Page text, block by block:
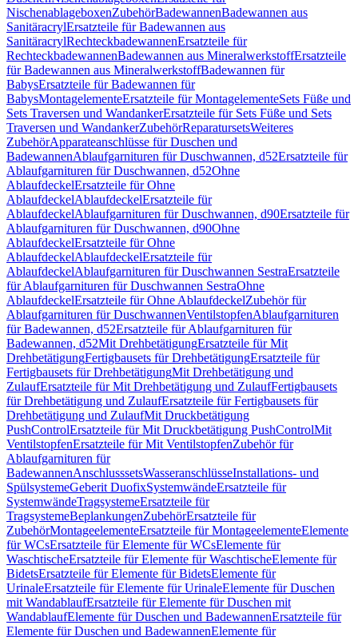
NischenablageboxenZubehörBadewannenBadewannen aus
SanitäracrylErsatzteile für Badewannen aus
SanitäracrylRechteckbadewannenErsatzteile für
RechteckbadewannenBadewannen aus MineralwerkstoffErsatzteile
für Badewannen aus MineralwerkstoffBadewannen für
BabysErsatzteile für Badewannen für
BabysMontagelementeErsatzteile für MontagelementeSets Füße und
Sets Traversen und WandankerErsatzteile für Sets Füße und Sets
Traversen und WandankerZubehörReparatursetsWeiteres
ZubehörApparateanschlüsse für Duschen und
BadewannenAblaufgarnituren für Duschwannen, d52Ersatzteile für
Ablaufgarnituren für Duschwannen, d52Ohne
AblaufdeckelErsatzteile für Ohne
AblaufdeckelAblaufdeckelErsatzteile für
AblaufdeckelAblaufgarnituren für Duschwannen, d90Ersatzteile für
Ablaufgarnituren für Duschwannen, d90Ohne
AblaufdeckelErsatzteile für Ohne
AblaufdeckelAblaufdeckelErsatzteile für
AblaufdeckelAblaufgarnituren für Duschwannen SestraErsatzteile
für Ablaufgarnituren für Duschwannen SestraOhne
AblaufdeckelErsatzteile für Ohne AblaufdeckelZubehör für
Ablaufgarnituren für DuschwannenVentilstopfenAblaufgarnituren
für Badewannen, d52Ersatzteile für Ablaufgarnituren für
Badewannen, d52Mit DrehbetätigungErsatzteile für Mit
DrehbetätigungFertigbausets für DrehbetätigungErsatzteile für
Fertigbausets für DrehbetätigungMit Drehbetätigung und
ZulaufErsatzteile für Mit Drehbetätigung und ZulaufFertigbausets
für Drehbetätigung und ZulaufErsatzteile für Fertigbausets für
Drehbetätigung und ZulaufMit Druckbetätigung
PushControlErsatzteile für Mit Druckbetätigung PushControlMit
VentilstopfenErsatzteile für Mit VentilstopfenZubehör für
Ablaufgarnituren für
BadewannenAnschlusssetsWasseranschlüsseInstallations- und
SpülsystemeGeberit DuofixSystemwändeErsatzteile für
SystemwändeTragsystemeErsatzteile für
TragsystemeBeplankungenZubehörErsatzteile für
ZubehörMontageelementeErsatzteile für MontageelementeElemente
für WCsErsatzteile für Elemente für WCsElemente für
WaschtischeErsatzteile für Elemente für WaschtischeElemente für
BidetsErsatzteile für Elemente für BidetsElemente für
UrinaleErsatzteile für Elemente für UrinaleElemente für Duschen
mit WandablaufErsatzteile für Elemente für Duschen mit
WandablaufElemente für Duschen und BadewannenErsatzteile für
Elemente für Duschen und BadewannenElemente für